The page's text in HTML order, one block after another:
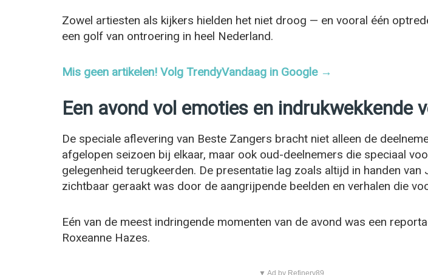
Zowel artiesten als kijkers hielden het niet droog — en vooral één
een golf van ontroering in heel Nederland.
Mis geen artikelen! Volg TrendyVandaag in Google →
Een avond vol emoties en indrukwekkende
De speciale aflevering van Beste Zangers bracht niet alleen de
afgelopen seizoen bij elkaar, maar ook oud-deelnemers die speciaal
gelegenheid terugkeerden. De presentatie lag zoals altijd in handen van
zichtbaar geraakt was door de aangrijpende beelden en verhalen die
Eén van de meest indringende momenten van de avond was een
Roxeanne Hazes.